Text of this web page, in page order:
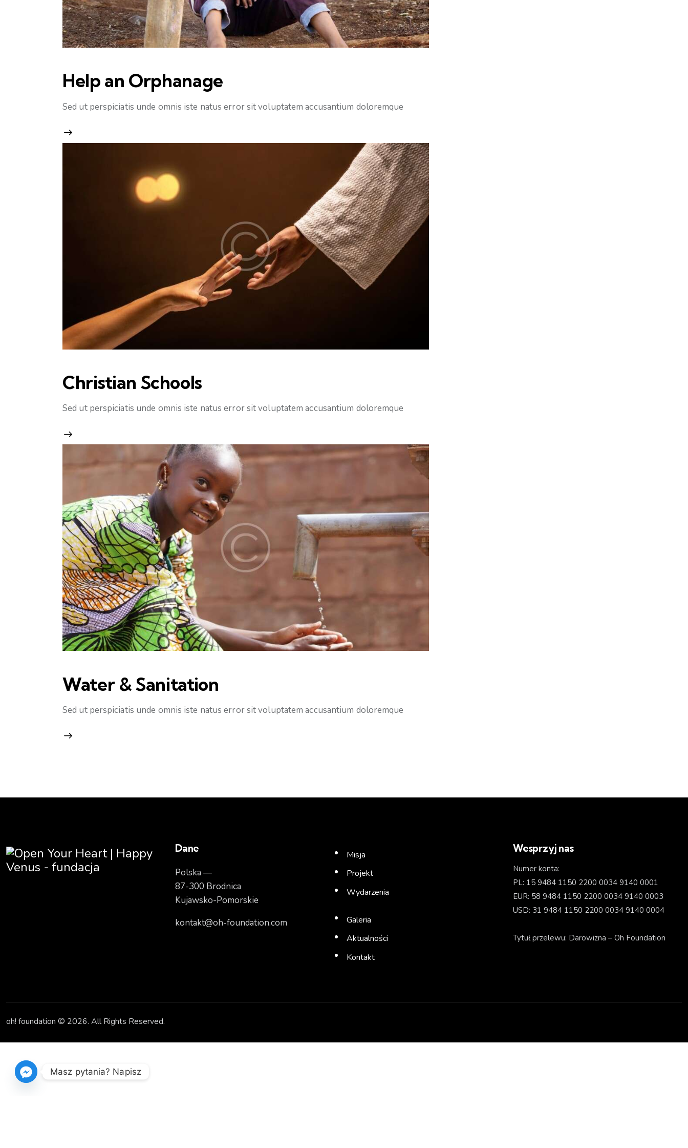
Help an Orphanage
Sed ut perspiciatis unde omnis iste natus error sit voluptatem accusantium doloremque
Christian Schools
Sed ut perspiciatis unde omnis iste natus error sit voluptatem accusantium doloremque
Water & Sanitation
Sed ut perspiciatis unde omnis iste natus error sit voluptatem accusantium doloremque
Dane
Polska —
87-300 Brodnica
Kujawsko-Pomorskie
kontakt@oh-foundation.com
Misja
Projekt
Wydarzenia
Galeria
Aktualności
Kontakt
Wesprzyj nas
Numer konta:
PL: 15 9484 1150 2200 0034 9140 0001
EUR: 58 9484 1150 2200 0034 9140 0003
USD: 31 9484 1150 2200 0034 9140 0004
Tytuł przelewu: Darowizna – Oh Foundation
oh! foundation © 2026. All Rights Reserved.
Masz pytania? Napisz